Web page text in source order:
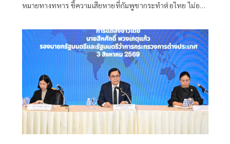
หมายทางทหาร ชี้ความเสียหายที่กัมพูชากระทำต่อไทย ไม่อาจ